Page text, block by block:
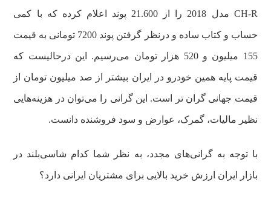
CH-R مدل 2018 را از 21.600 پوند اعلام کرده که با کمی
حساب و کتاب ساده و درنظر گرفتن پوند 7200 تومانی به قیمت
155 میلیون و 520 هزار تومان می‌رسیم. این درحالیست که
قیمت پایه همین خودرو در ایران بیشتر از صد میلیون تومان از
قیمت جهانی گران تر است. این گرانی را می‌توان در هزینه‌هایی
نظیر مالیات، گمرک، عوارض و سود فروشنده دانست.
با توجه به گرانی‌های مجدد، به نظر شما کدام شاسی‌بلند در
بازار ایران ارزش خرید بالایی برای مشتریان ایرانی دارد؟